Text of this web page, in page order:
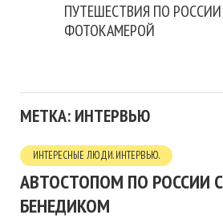
ПУТЕШЕСТВИЯ ПО
ФОТОКАМЕРОЙ
МЕТКА: ИНТЕРВЬЮ
ИНТЕРЕСНЫЕ ЛЮДИ. ИНТЕРВЬЮ.
АВТОСТОПОМ ПО РОССИИ
БЕНЕДИКОМ